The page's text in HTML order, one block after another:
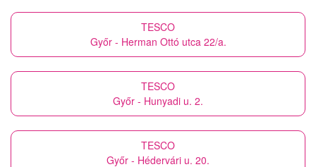
TESCO
Győr - Herman Ottó utca 22/a.
TESCO
Győr - Hunyadi u. 2.
TESCO
Győr - Hédervári u. 20.